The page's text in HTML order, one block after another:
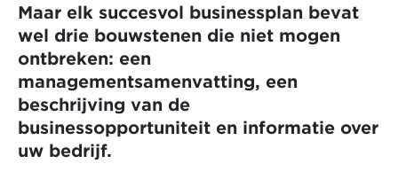
Maar elk succesvol businessplan bevat
wel drie bouwstenen die niet mogen
ontbreken: een
managementsamenvatting, een
beschrijving van de
businessopportuniteit en informatie over
uw bedrijf.